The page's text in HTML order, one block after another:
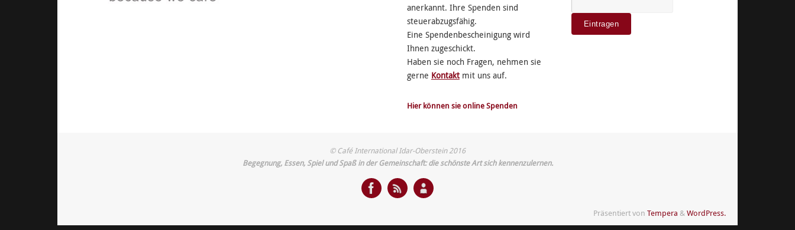
anerkannt. Ihre Spenden sind
steuerabzugsfähig.
Eine Spendenbescheinigung wird
Ihnen zugeschickt.
Haben sie noch Fragen, nehmen sie
gerne Kontaktmit uns auf.
Hier können sie online Spenden
© Café International Idar-Oberstein 2016
Begegnung, Essen, Spiel und Spaß in der Gemeinschaft: die schönste Art sich kennenzulernen.
Präsentiert von Tempera &WordPress.